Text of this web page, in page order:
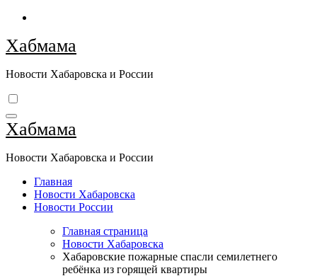
Перейти
содержимому
Хабмама
Новости Хабаровска и России
Хабмама
Новости Хабаровска и России
Главная
Новости Хабаровска
Новости России
Главная страница
Новости Хабаровска
Хабаровские пожарные спасли семилетнего
ребёнка из горящей квартиры